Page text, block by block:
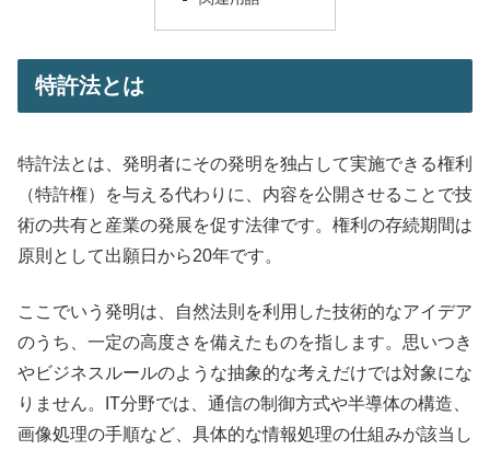
特許法とは
特許法とは、発明者にその発明を独占して実施できる権利
（特許権）を与える代わりに、内容を公開させることで技
術の共有と産業の発展を促す法律です。権利の存続期間は
原則として出願日から20年です。
ここでいう発明は、自然法則を利用した技術的なアイデア
のうち、一定の高度さを備えたものを指します。思いつき
やビジネスルールのような抽象的な考えだけでは対象にな
りません。IT分野では、通信の制御方式や半導体の構造、
画像処理の手順など、具体的な情報処理の仕組みが該当し